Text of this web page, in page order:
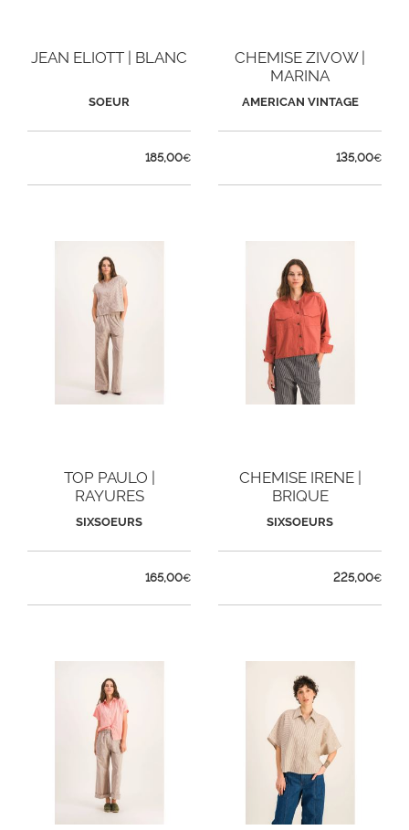
JEAN ELIOTT | BLANC
SOEUR
185,00€
CHEMISE ZIVOW |
MARINA
AMERICAN VINTAGE
135,00€
TOP PAULO |
RAYURES
SIXSOEURS
165,00€
CHEMISE IRENE |
BRIQUE
SIXSOEURS
225,00€